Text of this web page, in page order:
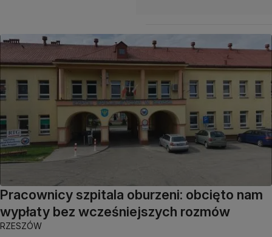
Pracownicy szpitala oburzeni: obcięto nam
wypłaty bez wcześniejszych rozmów
RZESZÓW